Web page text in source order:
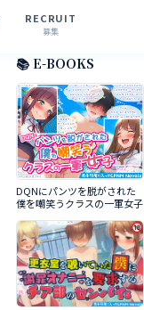
RECRUIT
募集
📚 E-BOOKS
DQNにパンツを脱がされた
僕を嘲笑うクラスの一軍女子